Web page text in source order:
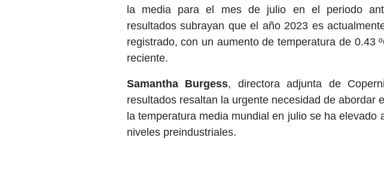
la media para el mes de julio en el periodo
resultados subrayan que el año 2023 es
registrado, con un aumento de temperatura de 0.43
reciente.
Samantha Burgess, directora adjunta de
resultados resaltan la urgente necesidad de abordar
la temperatura media mundial en julio se ha elevado
niveles preindustriales.